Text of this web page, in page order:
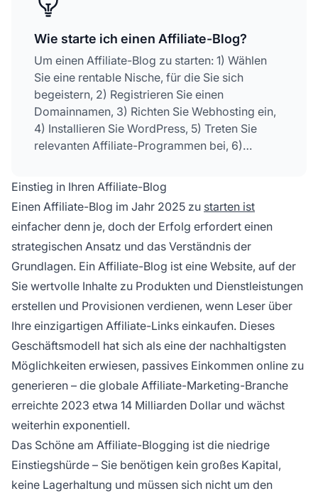
Wie starte ich einen Affiliate-Blog?
Um einen Affiliate-Blog zu starten: 1) Wählen
Sie eine rentable Nische, für die Sie sich
begeistern, 2) Registrieren Sie einen
Domainnamen, 3) Richten Sie Webhosting ein,
4) Installieren Sie WordPress, 5) Treten Sie
relevanten Affiliate-Programmen bei, 6)
und 7) Bewerben Sie Ihren Blog über Social
Media und E-Mail-Marketing, um Traffic und
Conversions zu erzielen.
Einstieg in Ihren Affiliate-Blog
Einen Affiliate-Blog im Jahr 2025 zu starten ist
einfacher denn je, doch der Erfolg erfordert einen
strategischen Ansatz und das Verständnis der
Grundlagen. Ein Affiliate-Blog ist eine Website, auf der
Sie wertvolle Inhalte zu Produkten und Dienstleistungen
erstellen und Provisionen verdienen, wenn Leser über
Ihre einzigartigen Affiliate-Links einkaufen. Dieses
Geschäftsmodell hat sich als eine der nachhaltigsten
Möglichkeiten erwiesen, passives Einkommen online zu
generieren – die globale Affiliate-Marketing-Branche
erreichte 2023 etwa 14 Milliarden Dollar und wächst
weiterhin exponentiell.
Das Schöne am Affiliate-Blogging ist die niedrige
Einstiegshürde – Sie benötigen kein großes Kapital,
keine Lagerhaltung und müssen sich nicht um den